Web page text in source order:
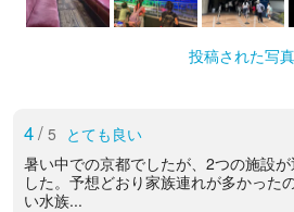
投稿された写
4/ 5 とても良い
暑い中での京都でしたが、2つの施設
した。予想どおり家族連れが多かった
い水族...